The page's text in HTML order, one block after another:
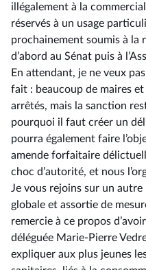
illégalement à la
réservés à un usage
prochainement soumis à la
d’abord au Sénat puis à
En attendant, je ne veux
fait : beaucoup de maires
arrêtés, mais la sanction
pourquoi il faut créer un
pourra également faire
amende forfaitaire
choc d’autorité, et nous
Je vous rejoins sur un
globale et assortie de
remercie à ce propos
déléguée Marie-Pierre
expliquer aux plus jeunes